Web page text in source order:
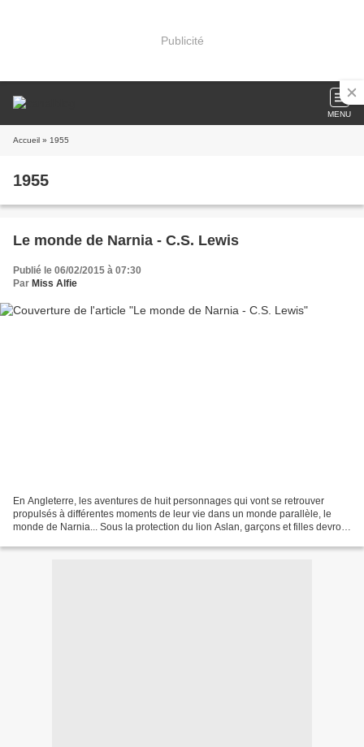
Publicité
MENU
Accueil » 1955
1955
Le monde de Narnia - C.S. Lewis
Publié le 06/02/2015 à 07:30
Par Miss Alfie
En Angleterre, les aventures de huit personnages qui vont se retrouver
propulsés à différentes moments de leur vie dans un monde parallèle, le
monde de Narnia... Sous la protection du lion Aslan, garçons et filles devront